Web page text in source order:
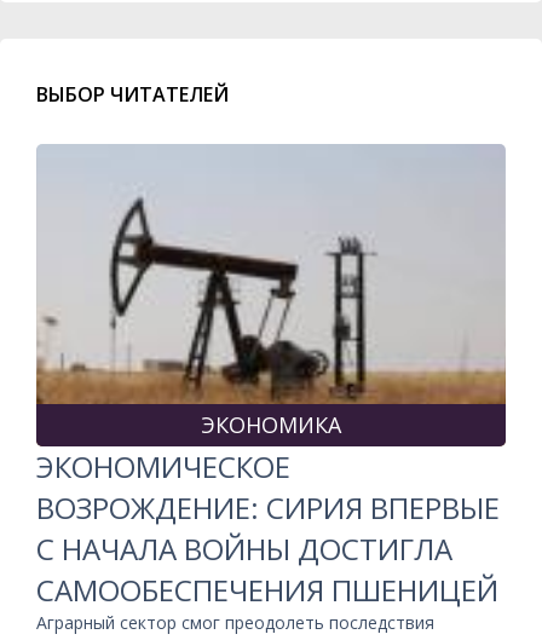
ВЫБОР ЧИТАТЕЛЕЙ
ЭКОНОМИКА
ЭКОНОМИЧЕСКОЕ
ВОЗРОЖДЕНИЕ: СИРИЯ ВПЕРВЫЕ
С НАЧАЛА ВОЙНЫ ДОСТИГЛА
САМООБЕСПЕЧЕНИЯ ПШЕНИЦЕЙ
Аграрный сектор смог преодолеть последствия